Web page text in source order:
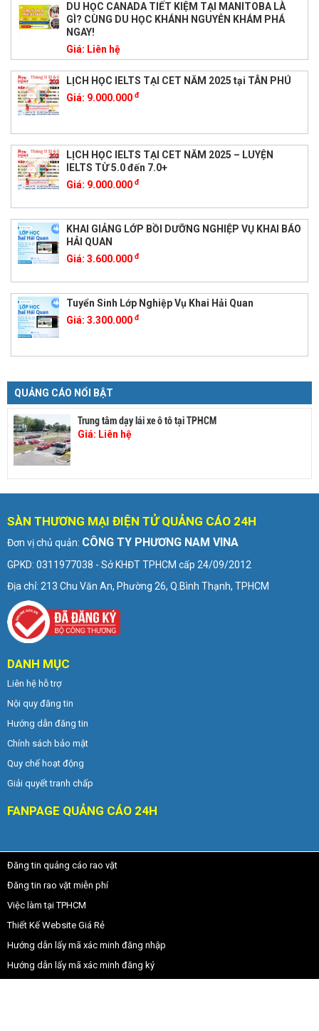
DU HỌC CANADA TIẾT KIỆM TẠI MANITOBA LÀ
GÌ? CÙNG DU HỌC KHÁNH NGUYỄN KHÁM PHÁ
NGAY!
Giá: Liên hệ
LỊCH HỌC IELTS TẠI CET NĂM 2025 tại TÂN PHÚ
Giá: 9.000.000 đ
LỊCH HỌC IELTS TẠI CET NĂM 2025 – LUYỆN
IELTS TỪ 5.0 đến 7.0+
Giá: 9.000.000 đ
KHAI GIẢNG LỚP BỒI DƯỠNG NGHIỆP VỤ KHAI BÁO
HẢI QUAN
Giá: 3.600.000 đ
Tuyển Sinh Lớp Nghiệp Vụ Khai Hải Quan
Giá: 3.300.000 đ
QUẢNG CÁO NỔI BẬT
Trung tâm dạy lái xe ô tô tại TPHCM
Giá: Liên hệ
SÀN THƯƠNG MẠI ĐIỆN TỬ QUẢNG CÁO 24H
Đơn vị chủ quản: CÔNG TY PHƯƠNG NAM VINA
GPKD: 0311977038 - Sở KHĐT TPHCM cấp 24/09/2012
Địa chỉ: 213 Chu Văn An, Phường 26, Q.Bình Thạnh, TPHCM
DANH MỤC
Liên hệ hỗ trợ
Nội quy đăng tin
Hướng dẫn đăng tin
Chính sách bảo mật
Quy chế hoạt động
Giải quyết tranh chấp
FANPAGE QUẢNG CÁO 24H
Đăng tin quảng cáo rao vặt
Đăng tin rao vặt miễn phí
Việc làm tại TPHCM
Thiết Kế Website Giá Rẻ
Hướng dẫn lấy mã xác minh đăng nhập
Hướng dẫn lấy mã xác minh đăng ký